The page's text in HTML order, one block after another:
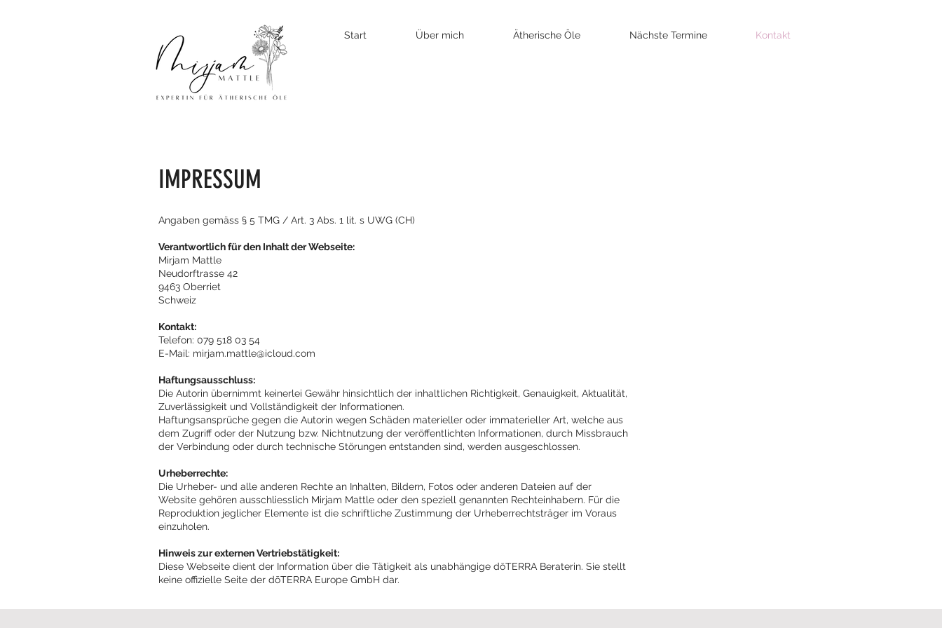
Start Über mich Ätherische Öle Nächste Termine Kontakt
IMPRESSUM
Angaben gemäss § 5 TMG / Art. 3 Abs. 1 lit. s UWG (CH)
Verantwortlich für den Inhalt der Webseite:
Mirjam Mattle
Neudorftrasse 42
9463 Oberriet
Schweiz
Kontakt:
Telefon: 079 518 03 54
E-Mail: mirjam.mattle@icloud.com
Haftungsausschluss:
Die Autorin übernimmt keinerlei Gewähr hinsichtlich der inhaltlichen Richtigkeit, Genauigkeit, Aktualität,
Zuverlässigkeit und Vollständigkeit der Informationen.
Haftungsansprüche gegen die Autorin wegen Schäden materieller oder immaterieller Art, welche aus
dem Zugriff oder der Nutzung bzw. Nichtnutzung der veröffentlichten Informationen, durch Missbrauch
der Verbindung oder durch technische Störungen entstanden sind, werden ausgeschlossen.
Urheberrechte:
Die Urheber- und alle anderen Rechte an Inhalten, Bildern, Fotos oder anderen Dateien auf der
Website gehören ausschliesslich Mirjam Mattle oder den speziell genannten Rechteinhabern. Für die
Reproduktion jeglicher Elemente ist die schriftliche Zustimmung der Urheberrechtsträger im Voraus
einzuholen.
Hinweis zur externen Vertriebstätigkeit:
Diese Webseite dient der Information über die Tätigkeit als unabhängige dōTERRA Beraterin. Sie stellt
keine offizielle Seite der dōTERRA Europe GmbH dar.